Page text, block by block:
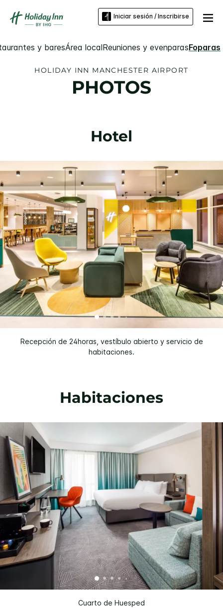
Iniciar sesión / Inscribirse
y baresÁrea localReuniones y evenparasFoparas
HOLIDAY INN MANCHESTER AIRPORT
PHOTOS
Hotel
Recepción de 24horas, vestíbulo abierto y servicio de
habitaciones.
Habitaciones
Cuarto de Huesped